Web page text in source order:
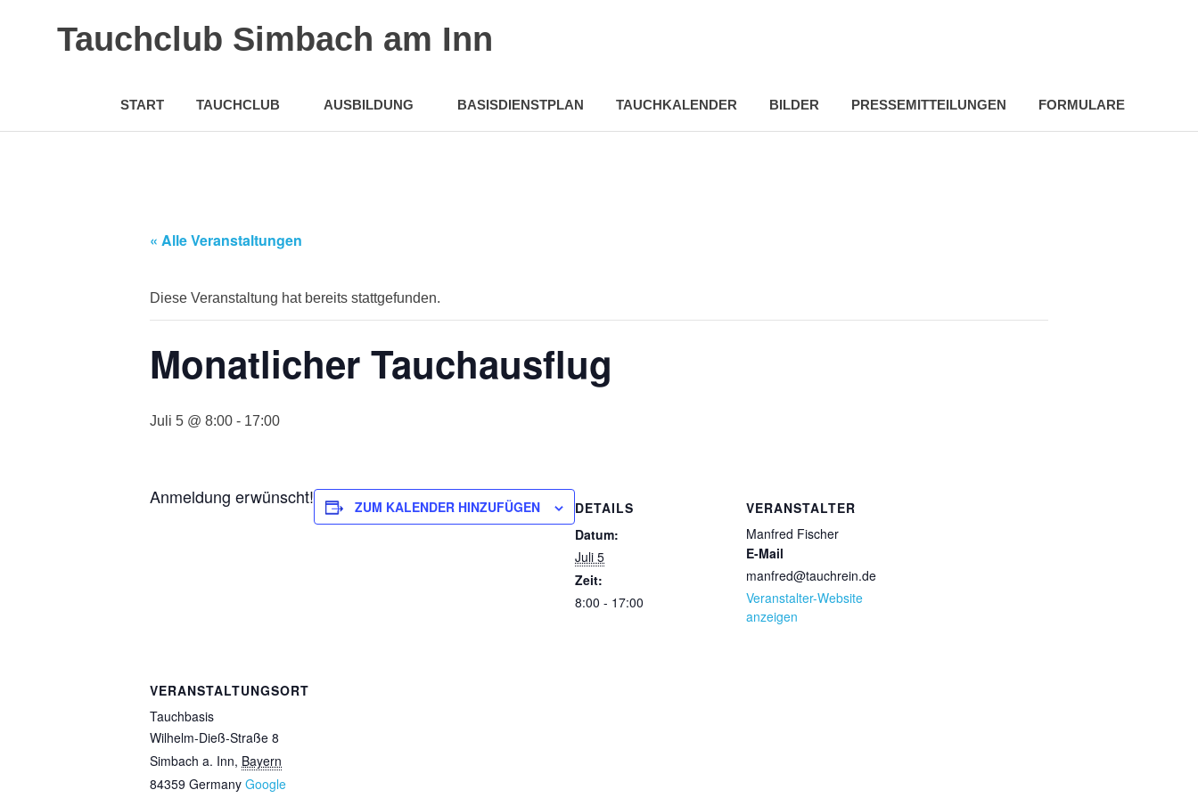
Tauchclub Simbach am Inn
START TAUCHCLUB AUSBILDUNG BASISDIENSTPLAN TAUCHKALENDER BILDER PRESSEMITTEILUNGEN FORMULARE
« Alle Veranstaltungen
Diese Veranstaltung hat bereits stattgefunden.
Monatlicher Tauchausflug
Juli 5 @ 8:00 - 17:00
Anmeldung erwünscht! ZUM KALENDER HINZUFÜGEN
DETAILS
Datum:
Juli 5
Zeit:
8:00 - 17:00
VERANSTALTER
Manfred Fischer
E-Mail
manfred@tauchrein.de
Veranstalter-Website
anzeigen
VERANSTALTUNGSORT
Tauchbasis
Wilhelm-Dieß-Straße 8
Simbach a. Inn, Bayern
84359 Germany Google